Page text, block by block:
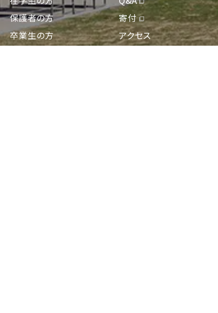
保護者の方
卒業生の方
寄付
アクセス